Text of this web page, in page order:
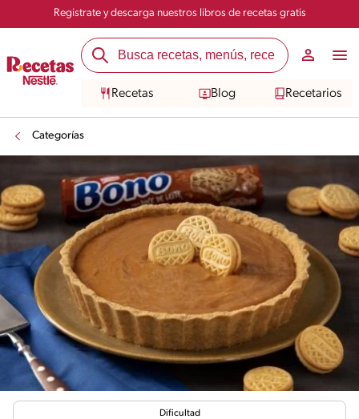
Registrate y descarga nuestros libros de recetas gratis
Recetas Blog Recetarios
Categorías
Dificultad